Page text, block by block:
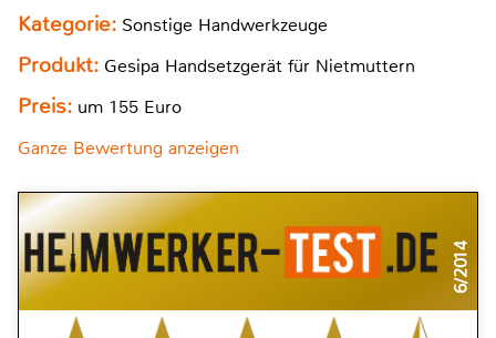
Kategorie: Sonstige Handwerkzeuge
Produkt: Gesipa Handsetzgerät für Nietmuttern
Preis: um 155 Euro
Ganze Bewertung anzeigen
6/2014